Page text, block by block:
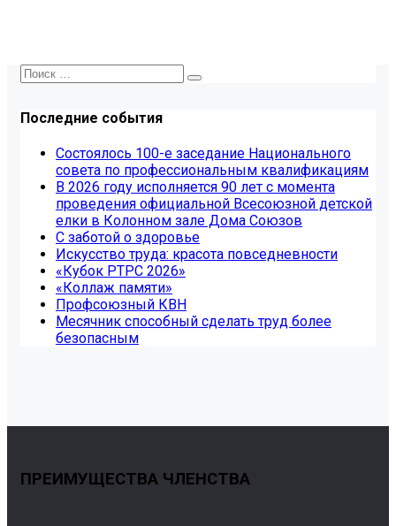
Последние события
Состоялось 100-е заседание Национального
совета по профессиональным квалификациям
В 2026 году исполняется 90 лет с момента
проведения официальной Всесоюзной детской
елки в Колонном зале Дома Союзов
С заботой о здоровье
Искусство труда: красота повседневности
«Кубок РТРС 2026»
«Коллаж памяти»
Профсоюзный КВН
Месячник способный сделать труд более
безопасным
ПРЕИМУЩЕСТВА ЧЛЕНСТВА